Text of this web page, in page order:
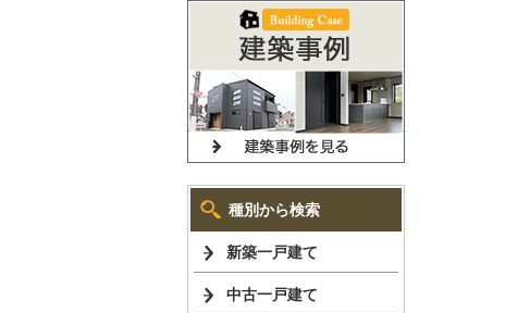
種別から検索
新築一戸建て
中古一戸建て